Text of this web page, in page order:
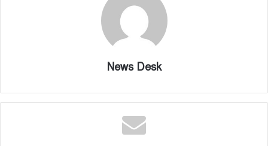
News Desk